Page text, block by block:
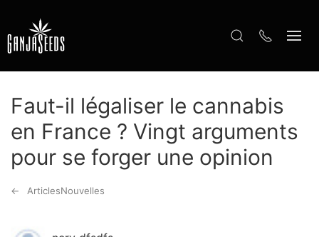
Faut-il légaliser le cannabis
en France ? Vingt arguments
pour se forger une opinion
ArticlesNouvelles